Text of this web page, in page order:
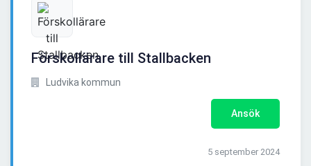
Förskollärare till Stallbacken
Ludvika kommun
Ansök
5 september 2024